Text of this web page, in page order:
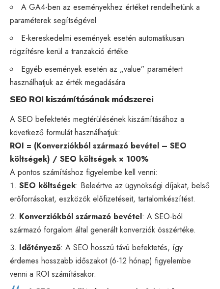
A GA4-ben az eseményekhez értéket rendelhetünk a
paraméterek segítségével
E-kereskedelmi események esetén automatikusan
rögzítésre kerül a tranzakció értéke
Egyéb események esetén az „value” paramétert
használhatjuk az érték megadására
SEO ROI kiszámításának módszerei
A SEO befektetés megtérülésének kiszámításához a
következő formulát használhatjuk:
ROI = (Konverziókból származó bevétel – SEO
költségek) / SEO költségek × 100%
A pontos számításhoz figyelembe kell venni:
SEO költségek: Beleértve az ügynökségi díjakat, belső
erőforrásokat, eszközök előfizetéseit, tartalomkészítést.
Konverziókból származó bevétel: A SEO-ból
származó forgalom által generált konverziók összértéke.
Időtényező: A SEO hosszú távú befektetés, így
érdemes hosszabb időszakot (6-12 hónap) figyelembe
venni a ROI számításakor.